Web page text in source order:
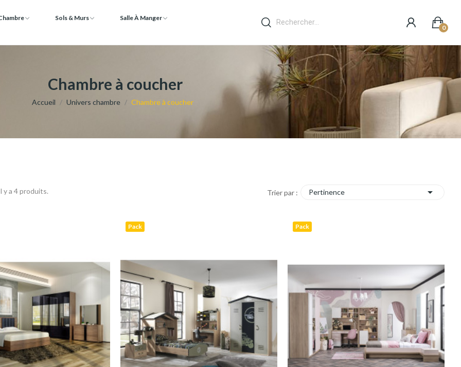
Sols & Murs
Salle À Manger
0
Chambre à coucher
Accueil Univers chambre Chambre à coucher
y a 4 produits. Trier par : Pertinence 
Pack Pack